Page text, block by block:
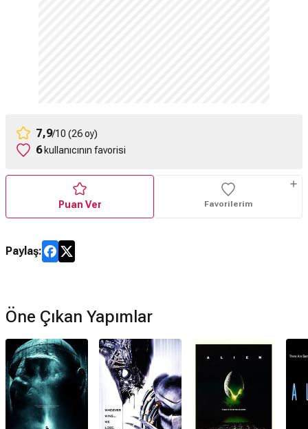
7,9/10 (26 oy)
6kullanıcının favorisi
Puan Ver Favorilerim
Paylaş:
Öne Çıkan Yapımlar